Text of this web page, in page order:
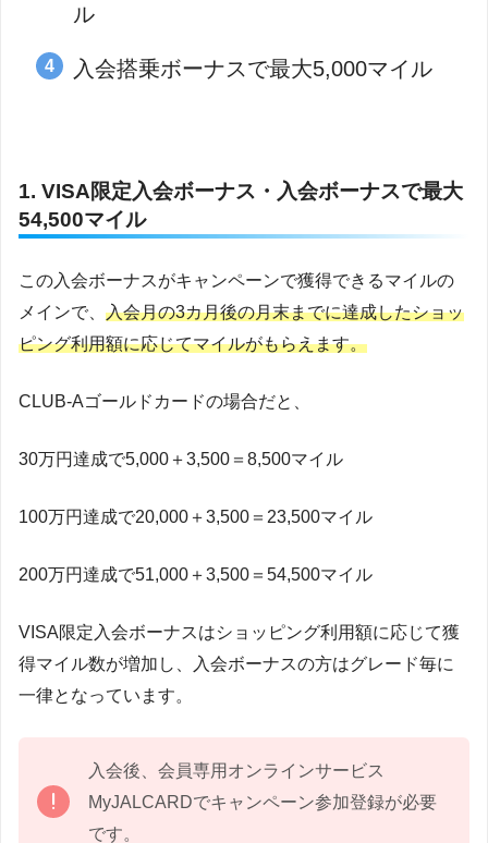
ル
入会搭乗ボーナスで最大5,000マイル
1. VISA限定入会ボーナス・入会ボーナスで最大
54,500マイル
この入会ボーナスがキャンペーンで獲得できるマイルの
メインで、 入会月の3カ月後の月末までに達成したショッ
ピング利用額に応じてマイルがもらえます。
CLUB-Aゴールドカードの場合だと、
30万円達成で5,000＋3,500＝8,500マイル
100万円達成で20,000＋3,500＝23,500マイル
200万円達成で51,000＋3,500＝54,500マイル
VISA限定入会ボーナスはショッピング利用額に応じて獲
得マイル数が増加し、入会ボーナスの方はグレード毎に
一律となっています。
入会後、会員専用オンラインサービス
MyJALCARDでキャンペーン参加登録が必要
です。